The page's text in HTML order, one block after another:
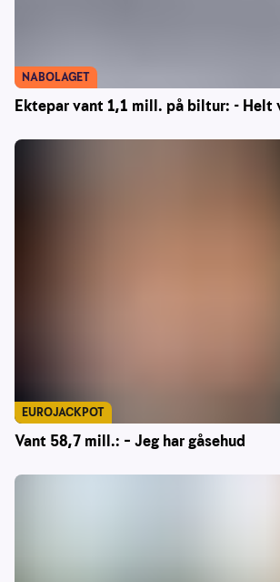
Ektepar vant 1,1 mill. på biltur: - Helt
NABOLAGET
Vant 58,7 mill.: – Jeg har gåsehud
EUROJACKPOT